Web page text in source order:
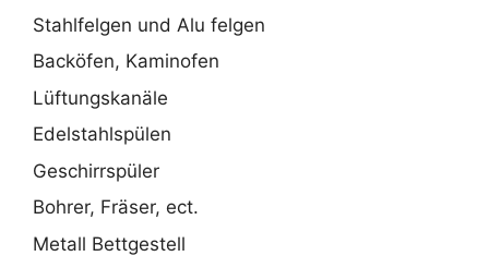
Stahlfelgen und Alu felgen
Backöfen, Kaminofen
Lüftungskanäle
Edelstahlspülen
Geschirrspüler
Bohrer, Fräser, ect.
Metall Bettgestell